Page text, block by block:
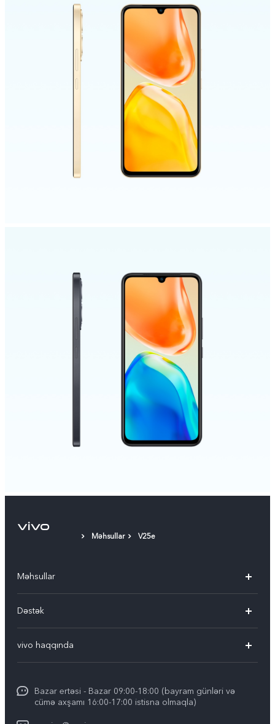
Məhsullar V25e
Məhsullar
V30e 5G
V29 5G
Y100 4G
Dəstək
Xidmət mərkəzləri
IMEI autentifikasiyası
Sistemin yenilənməsi
vivo haqqında
Ümumi məlumat
Hüquqi məlumat
Bazar ertəsi - Bazar 09:00-18:00 (bayram günləri və
cümə axşamı 16:00-17:00 istisna olmaqla)